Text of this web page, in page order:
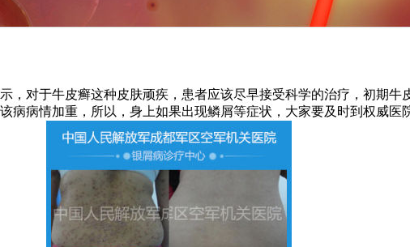
，对于牛皮癣这种皮肤顽疾，患者应该尽早接受科学的治疗，初期
病病情加重，所以，身上如果出现鳞屑等症状，大家要及时到权威医